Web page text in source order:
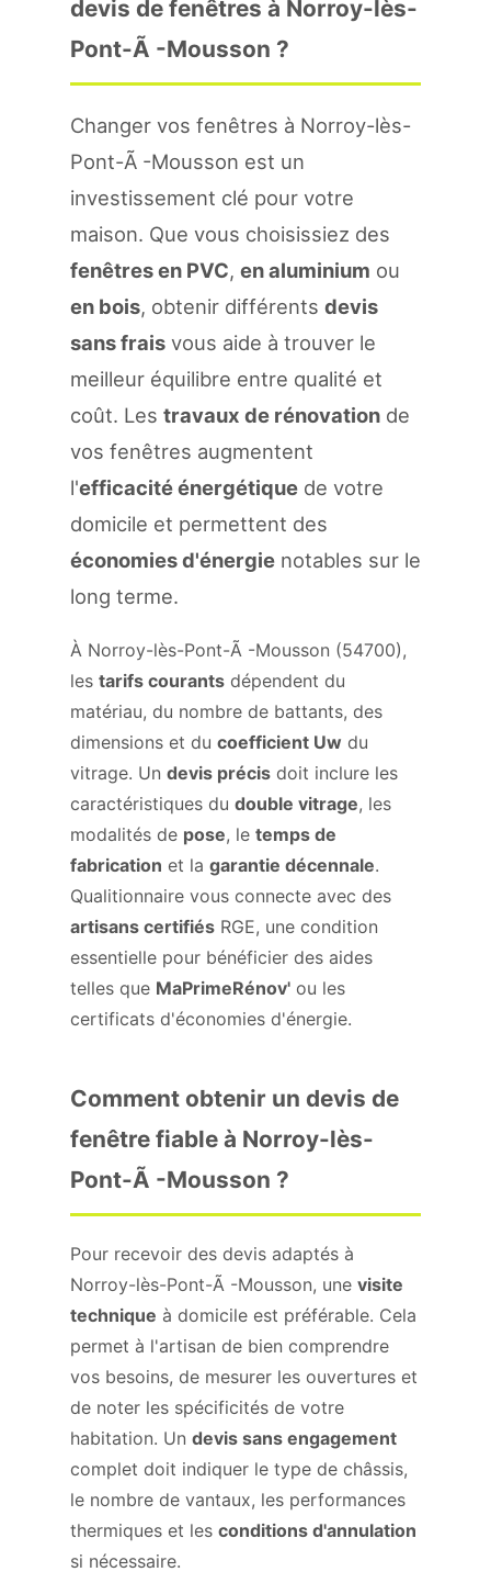
devis de fenêtres à Norroy-lès-
Pont-Ã -Mousson ?
Changer vos fenêtres à Norroy-lès-
Pont-Ã -Mousson est un
investissement clé pour votre
maison. Que vous choisissiez des
fenêtres en PVC, en aluminium ou
en bois, obtenir différents devis
sans frais vous aide à trouver le
meilleur équilibre entre qualité et
coût. Les travaux de rénovation de
vos fenêtres augmentent
l'efficacité énergétique de votre
domicile et permettent des
économies d'énergie notables sur le
long terme.
À Norroy-lès-Pont-Ã -Mousson (54700),
les tarifs courants dépendent du
matériau, du nombre de battants, des
dimensions et du coefficient Uw du
vitrage. Un devis précis doit inclure les
caractéristiques du double vitrage, les
modalités de pose, le temps de
fabrication et la garantie décennale.
Qualitionnaire vous connecte avec des
artisans certifiés RGE, une condition
essentielle pour bénéficier des aides
telles que MaPrimeRénov' ou les
certificats d'économies d'énergie.
Comment obtenir un devis de
fenêtre fiable à Norroy-lès-
Pont-Ã -Mousson ?
Pour recevoir des devis adaptés à
Norroy-lès-Pont-Ã -Mousson, une visite
technique à domicile est préférable. Cela
permet à l'artisan de bien comprendre
vos besoins, de mesurer les ouvertures et
de noter les spécificités de votre
habitation. Un devis sans engagement
complet doit indiquer le type de châssis,
le nombre de vantaux, les performances
thermiques et les conditions d'annulation
si nécessaire.